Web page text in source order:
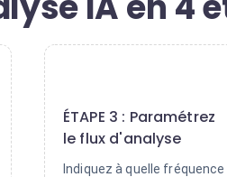
ÉTAPE 3 : Paramétrez
le flux d'analyse
Indiquez à quelle fréquence